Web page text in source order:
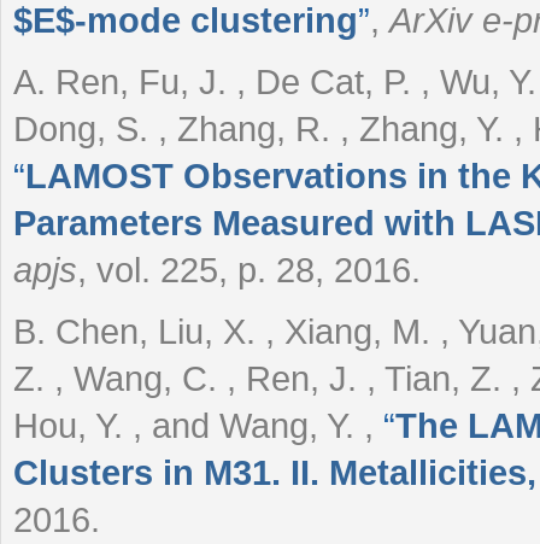
$E$-mode clustering”,ArXiv e-
A. Ren, Fu, J. , De Cat, P. , Wu,
Dong, S. , Zhang, R. , Zhang, Y.
“LAMOST Observations in the
Parameters Measured with
apjs, vol. 225, p. 28, 2016.
B. Chen, Liu, X. , Xiang, M. ,
Z. , Wang, C. , Ren, J. , Tian, Z. ,
Hou, Y. , and Wang, Y. , “The
Clusters in M31. II.
2016.